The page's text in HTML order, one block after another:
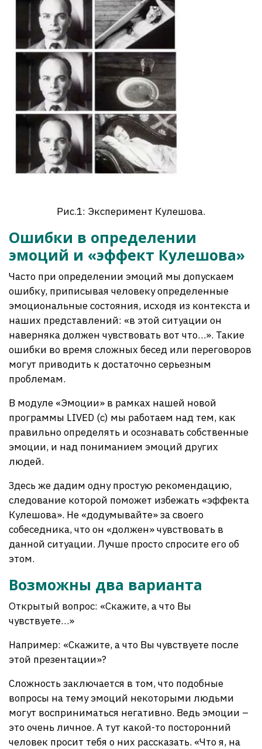
Рис.1: Эксперимент Кулешова.
Ошибки в определении
эмоций и «эффект Кулешова»
Часто при определении эмоций мы допускаем
ошибку, приписывая человеку определенные
эмоциональные состояния, исходя из контекста и
наших представлений: «в этой ситуации он
наверняка должен чувствовать вот что…». Такие
ошибки во время сложных бесед или переговоров
могут приводить к достаточно серьезным
проблемам.
В модуле «Эмоции» в рамках нашей новой
программы LIVED (с) мы работаем над тем, как
правильно определять и осознавать собственные
эмоции, и над пониманием эмоций других
людей.
Здесь же дадим одну простую рекомендацию,
следование которой поможет избежать «эффекта
Кулешова». Не «додумывайте» за своего
собеседника, что он «должен» чувствовать в
данной ситуации. Лучше просто спросите его об
этом.
Возможны два варианта
Открытый вопрос: «Скажите, а что Вы
чувствуете…»
Например: «Скажите, а что Вы чувствуете после
этой презентации»?
Сложность заключается в том, что подобные
вопросы на тему эмоций некоторыми людьми
могут восприниматься негативно. Ведь эмоции –
это очень личное. А тут какой-то посторонний
человек просит тебя о них рассказать. «Что я, на